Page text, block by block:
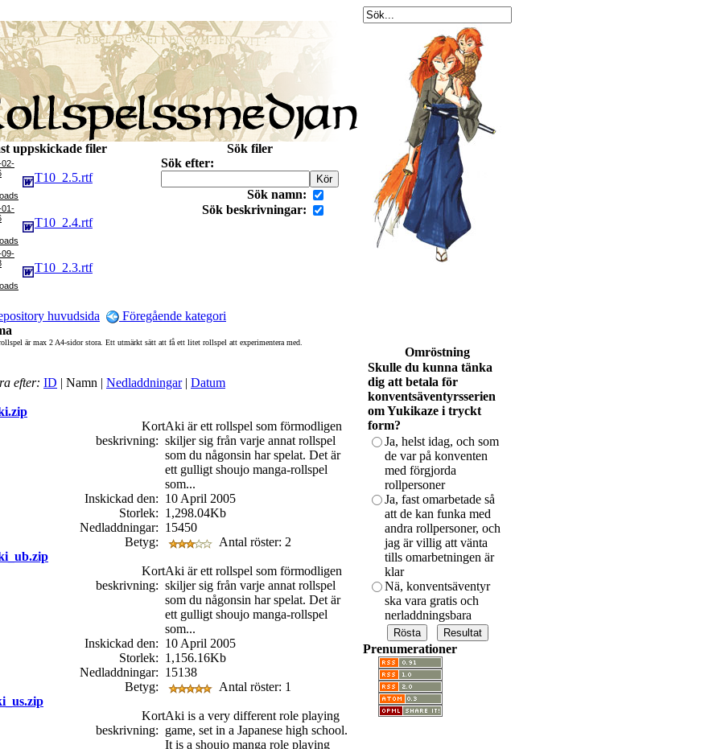
uppskickade filer
02-
T10_2.5.rtf
01-
T10_2.4.rtf
09-
T10_2.3.rtf
Sök filer
Sök efter:
Sök namn:
Sök beskrivningar:
huvudsida
Föregående kategori
är max 2 A4-sidor stora. Ett utmärkt sätt att få ett litet rollspel att experimentera med.
efter: ID | Namn | Nedladdningar| Datum
Kort
beskrivning:
Aki är ett rollspel som förmodligen
skiljer sig från varje annat rollspel
som du någonsin har spelat. Det är
ett gulligt shoujo manga-rollspel
som...
Inskickad den: 10 April 2005
Storlek: 1,298.04Kb
Nedladdningar: 15450
Betyg:
Antal röster: 2
Kort
beskrivning:
Aki är ett rollspel som förmodligen
skiljer sig från varje annat rollspel
som du någonsin har spelat. Det är
ett gulligt shoujo manga-rollspel
som...
Inskickad den: 10 April 2005
Storlek: 1,156.16Kb
Nedladdningar: 15138
Betyg:
Antal röster: 1
Kort
beskrivning:
Aki is a very different role playing
game, set in a Japanese high school.
It is a shoujo manga role playing
Omröstning
Skulle du kunna tänka
dig att betala för
konventsäventyrsserien
om Yukikaze i tryckt
form?
Ja, helst idag, och som
de var på konventen
med förgjorda
rollpersoner
Ja, fast omarbetade så
att de kan funka med
andra rollpersoner, och
jag är villig att vänta
tills omarbetningen är
klar
Nä, konventsäventyr
ska vara gratis och
nerladdningsbara
Prenumerationer